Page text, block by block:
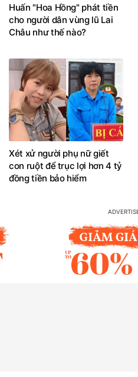
Huấn "Hoa Hồng" phát tiền
cho người dân vùng lũ Lai
Châu như thế nào?
Xét xử người phụ nữ giết
con ruột để trục lợi hơn 4 tỷ
đồng tiền bảo hiểm